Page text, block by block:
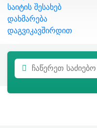
საიტის შესახებ
დახმარება
დაგვიკავშირდით